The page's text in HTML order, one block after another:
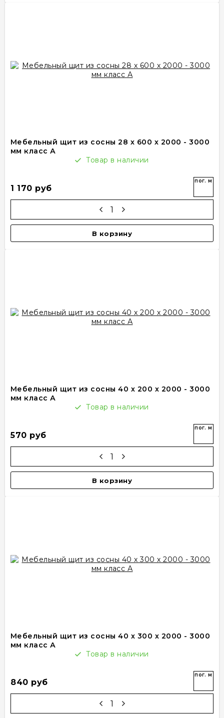
Мебельный щит из сосны 28 х 600 х 2000 - 3000
мм класс А
Товар в наличии
1 170 руб
пог. м
В корзину
Мебельный щит из сосны 40 х 200 х 2000 - 3000
мм класс А
Товар в наличии
570 руб
пог. м
В корзину
Мебельный щит из сосны 40 х 300 х 2000 - 3000
мм класс А
Товар в наличии
840 руб
пог. м